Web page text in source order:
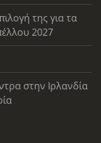
της για τα
2027
στην Ιρλανδία